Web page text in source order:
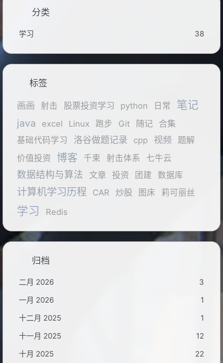
分类
学习 38
标签
画画 射击 股票投资学习 python 日常 笔记
java excel Linux 跑步 Git 随记 合集
基础代码学习 洛谷做题记录 cpp 视频
题解
价值投资
博客 千束 射击体系 七牛云
数据结构与算法 文章 投资 团建 数据库
计算机学习历程 CAR 炒股 图床 莉可丽丝
学习 Redis
归档
二月 2026
3
一月 2026
1
十二月 2025
1
十一月 2025
12
十月 2025
22